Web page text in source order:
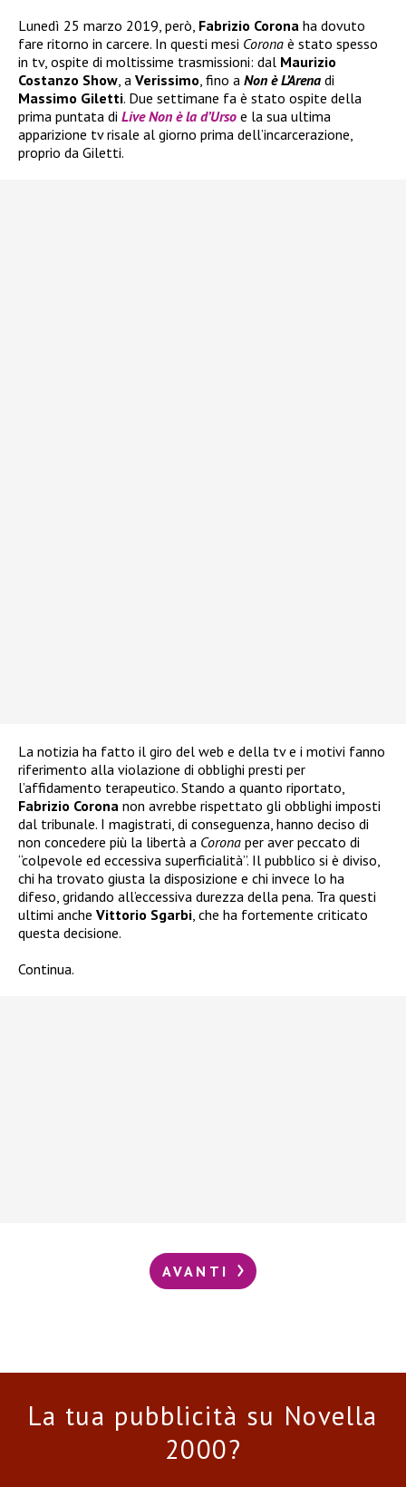
Lunedì 25 marzo 2019, però, Fabrizio Corona ha dovuto
fare ritorno in carcere. In questi mesi Corona è stato spesso
in tv, ospite di moltissime trasmissioni: dal Maurizio
Costanzo Show, a Verissimo, fino a Non è L’Arena di
Massimo Giletti. Due settimane fa è stato ospite della
prima puntata di Live Non è la d’Urso e la sua ultima
apparizione tv risale al giorno prima dell’incarcerazione,
proprio da Giletti.
La notizia ha fatto il giro del web e della tv e i motivi fanno
riferimento alla violazione di obblighi presti per
l’affidamento terapeutico. Stando a quanto riportato,
Fabrizio Corona non avrebbe rispettato gli obblighi imposti
dal tribunale. I magistrati, di conseguenza, hanno deciso di
non concedere più la libertà a Corona per aver peccato di
“colpevole ed eccessiva superficialità”. Il pubblico si è diviso,
chi ha trovato giusta la disposizione e chi invece lo ha
difeso, gridando all’eccessiva durezza della pena. Tra questi
ultimi anche Vittorio Sgarbi, che ha fortemente criticato
questa decisione.
Continua.
AVANTI
La tua pubblicità su Novella
2000?